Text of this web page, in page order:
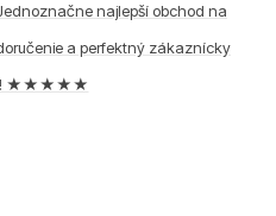
najlepší obchod na
a perfektný zákaznícky
★★★★★